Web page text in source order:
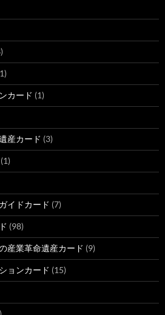
カード (1)
産カード (3)
(1)
イドカード (7)
(98)
産業革命遺産カード (9)
ョンカード (15)